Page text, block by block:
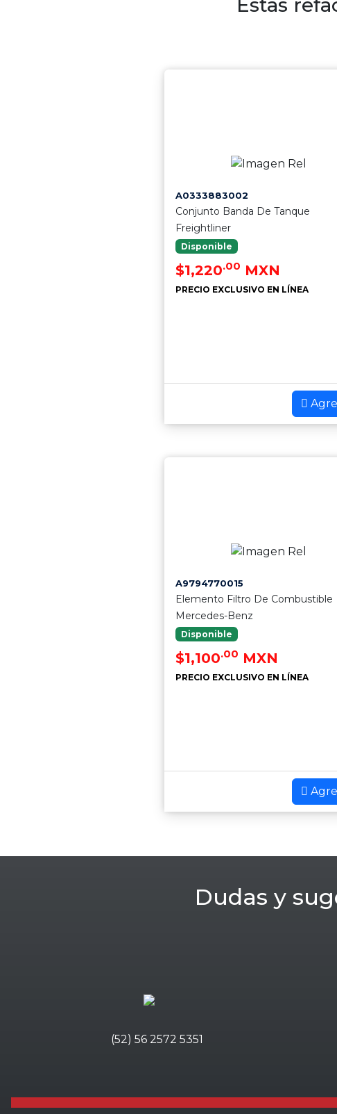
A0333883002
Conjunto Banda De Tanque
Freightliner
Disponible
$1,220.00 MXN
PRECIO EXCLUSIVO EN LÍNEA
A9794770015
Elemento Filtro De Combustible
Mercedes-Benz
Disponible
$1,100.00 MXN
PRECIO EXCLUSIVO EN LÍNEA
Dudas y
(52) 56 2572 5351